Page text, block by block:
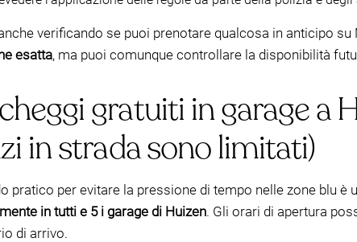
verificando se puoi prenotare qualcosa in anticipo su
esatta, ma puoi comunque controllare la disponibilità
gratuiti in garage a
in strada sono limitati)
pratico per evitare la pressione di tempo nelle zone blu
in tutti e 5 i garage di Huizen. Gli orari di apertura
di arrivo.